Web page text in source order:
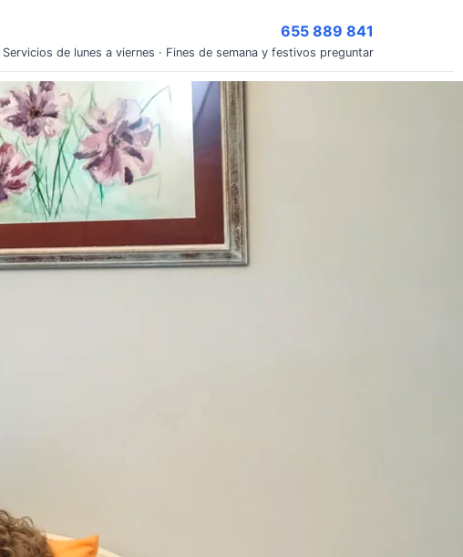
655 889 841
Servicios de lunes a viernes · Fines de semana y festivos preguntar